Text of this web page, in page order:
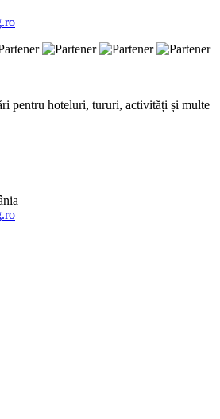
pentru hoteluri, tururi, activități și multe